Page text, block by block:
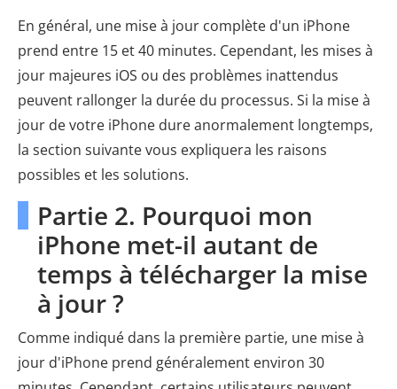
En général, une mise à jour complète d'un iPhone
prend entre 15 et 40 minutes. Cependant, les mises à
jour majeures iOS ou des problèmes inattendus
peuvent rallonger la durée du processus. Si la mise à
jour de votre iPhone dure anormalement longtemps,
la section suivante vous expliquera les raisons
possibles et les solutions.
Partie 2. Pourquoi mon
iPhone met-il autant de
temps à télécharger la mise
à jour ?
Comme indiqué dans la première partie, une mise à
jour d'iPhone prend généralement environ 30